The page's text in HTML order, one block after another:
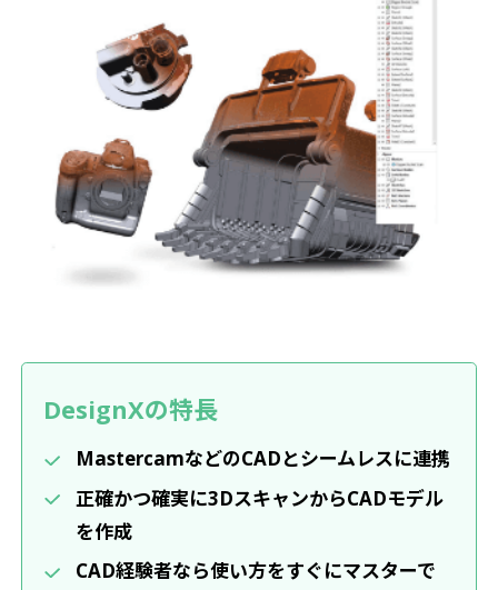
DesignXの特長
MastercamなどのCADとシームレスに連携
正確かつ確実に3DスキャンからCADモデル
を作成
CAD経験者なら使い方をすぐにマスターで